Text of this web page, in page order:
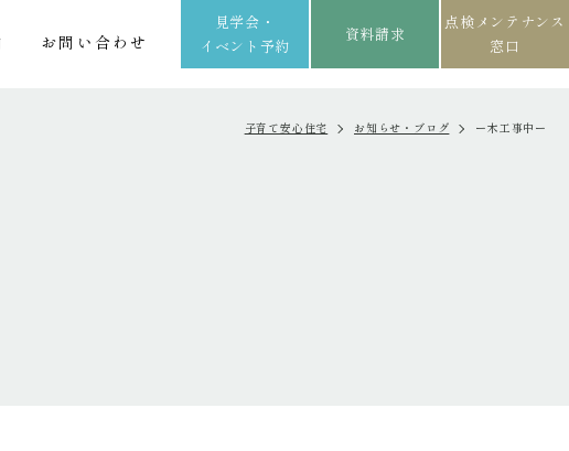
お問い合わせ
見学会・
イベント予約
資料請求
点検メンテナンス
窓口
子育て安心住宅 お知らせ・ブログ ー木工事中ー